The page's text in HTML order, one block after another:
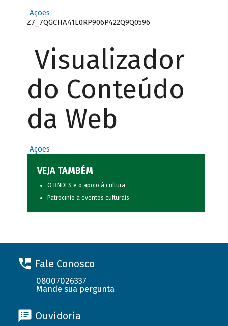
Ações
Z7_7QGCHA41L0RP906P422Q9Q0596
Visualizador
do Conteúdo
da Web
Ações
VEJA TAMBÉM
O BNDES e o apoio à cultura
Patrocínio a eventos culturais
Fale Conosco
08007026337
Mande sua pergunta
Ouvidoria